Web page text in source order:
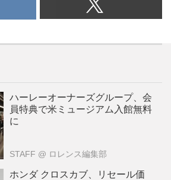
ハーレーオーナーズグループ、会
員特典で米ミュージアム入館無料
に
STAFF @ ロレンス編集部
ホンダ クロスカブ、リセール価